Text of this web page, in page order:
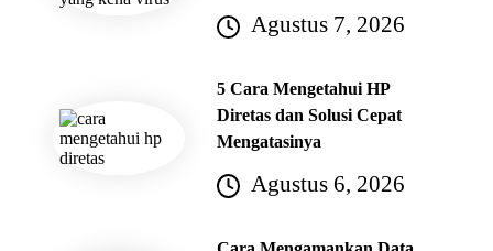
Agustus 7, 2026
5 Cara Mengetahui HP
Diretas dan Solusi Cepat
Mengatasinya
Agustus 6, 2026